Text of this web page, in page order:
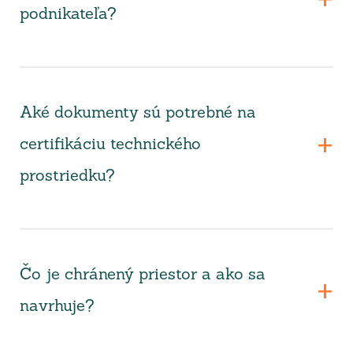
podnikateľa?
Aké dokumenty sú potrebné na
certifikáciu technického
prostriedku?
Čo je chránený priestor a ako sa
navrhuje?